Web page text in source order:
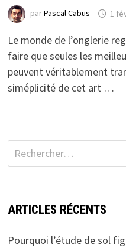
parPascal Cabus 1
Le monde de l’onglerie
faire que seules les
peuvent véritablement
siméplicité de cet art …
Rechercher :
ARTICLES RÉCENTS
Pourquoi l’étude de sol